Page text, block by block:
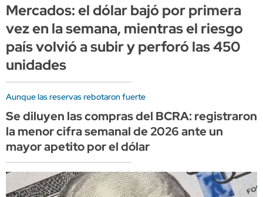
Mercados: el dólar bajó por primera
vez en la semana, mientras el riesgo
país volvió a subir y perforó las 450
unidades
Aunque las reservas rebotaron fuerte
Se diluyen las compras del BCRA: registraron
la menor cifra semanal de 2026 ante un
mayor apetito por el dólar